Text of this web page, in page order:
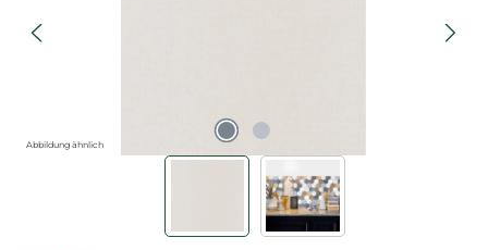
Abbildung ähnlich